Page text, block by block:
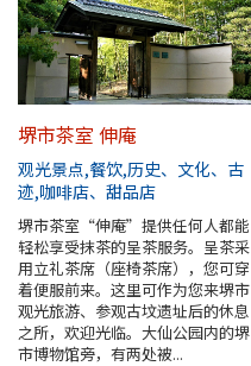
网站地图
堺市茶室 伸庵
观光景点 餐饮 历史、文化、古
迹 咖啡店、甜品店
堺市茶室“伸庵”提供任何人都能
轻松享受抹茶的呈茶服务。呈茶采
用立礼茶席（座椅茶席），您可穿
着便服前来。这里可作为您来堺市
观光旅游、参观古坟遗址后的休息
之所，欢迎光临。大仙公园内的堺
市博物馆旁，有两处被...